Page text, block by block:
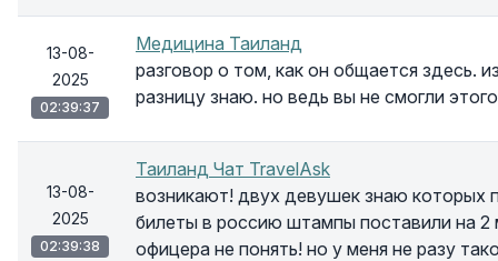
13-08-
2025
02:39:37
Медицина Таиланд
разговор о том, как он общается здесь.
разницу знаю. но ведь вы не смогли
13-08-
2025
02:39:38
Таиланд Чат TravelAsk
возникают! двух девушек знаю которых
билеты в россию штампы поставили на 2
офицера не понять! но у меня не разу